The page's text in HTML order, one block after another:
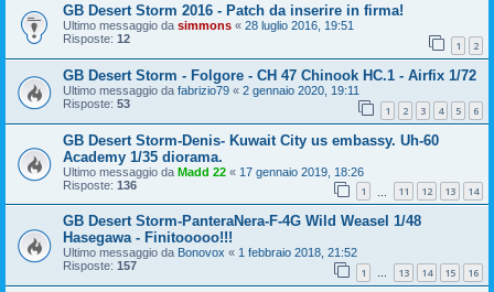
GB Desert Storm 2016 - Patch da inserire in firma!
Ultimo messaggio da simmons « 28 luglio 2016, 19:51
Risposte: 12 1 2
GB Desert Storm - Folgore - CH 47 Chinook HC.1 - Airfix 1/72
Ultimo messaggio da fabrizio79 « 2 gennaio 2020, 19:11
Risposte: 53 1 2 3 4 5 6
GB Desert Storm-Denis- Kuwait City us embassy. Uh-60
Academy 1/35 diorama.
Ultimo messaggio da Madd 22 « 17 gennaio 2019, 18:26
Risposte: 136 1 11 12 13 14
GB Desert Storm-PanteraNera-F-4G Wild Weasel 1/48
Hasegawa - Finitooooo!!!
Ultimo messaggio da Bonovox « 1 febbraio 2018, 21:52
Risposte: 157 1 … 13 14 15 16